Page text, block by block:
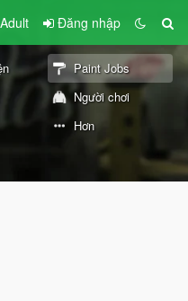
Đăng nhập
Paint Jobs
Người chơi
Hơn